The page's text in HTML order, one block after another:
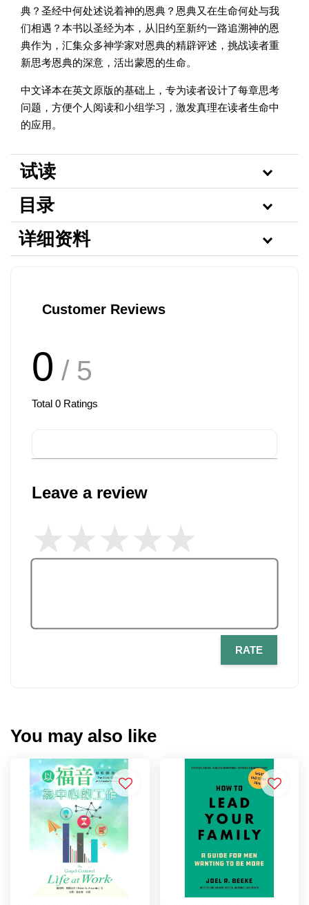
典？圣经中何处述说着神的恩典？恩典又在生命何处与我
们相遇？本书以圣经为本，从旧约至新约一路追溯神的恩
典作为，汇集众多神学家对恩典的精辟评述，挑战读者重
新思考恩典的深意，活出蒙恩的生命。
中文译本在英文原版的基础上，专为读者设计了每章思考
问题，方便个人阅读和小组学习，激发真理在读者生命中
的应用。
试读
目录
详细资料
Customer Reviews
0 / 5
Total 0 Ratings
Leave a review
RATE
You may also like